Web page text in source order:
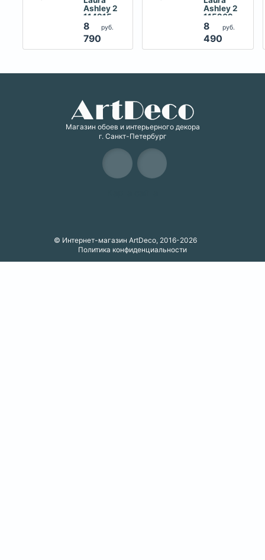
Ashley 2
114915
8
790
руб.
Ashley 2
115262
8
490
руб.
Магазин обоев и интерьерного декора
г. Санкт-Петербург
© Интернет-магазин ArtDeco, 2016-2026
Политика конфиденциальности